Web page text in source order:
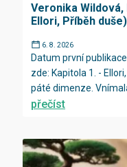
Veronika
Ellori, Příběh duše)
6. 8. 2026
Datum první
zde: Kapitola 1. -
páté dimenze.
přečíst